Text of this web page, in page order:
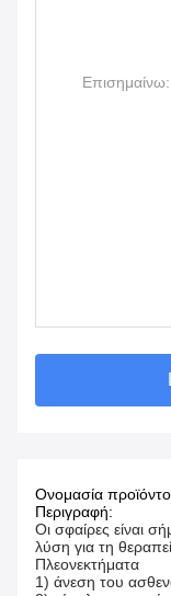
Επισημαίνω:
Ονομασία
Περιγραφή:
Οι σφαίρες είναι
λύση για τη
Πλεονεκτήματα
1) άνεση του